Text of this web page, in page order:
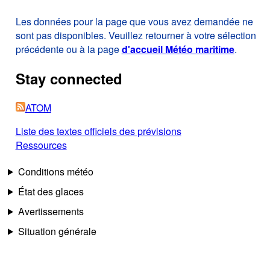
Les données pour la page que vous avez demandée ne
sont pas disponibles. Veuillez retourner à votre sélection
précédente ou à la paged'accueil Météo maritime.
Stay connected
ATOM
Liste des textes officiels des prévisions
Ressources
Conditions météo
État des glaces
Avertissements
Situation générale